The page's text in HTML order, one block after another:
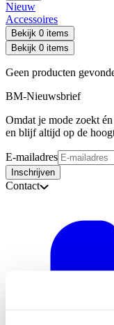
Nieuw
Accessoires
Bekijk 0 items
Bekijk 0 items
Geen producten
BM-Nieuwsbrief
Omdat je mode zoekt
en blijf altijd op de
E-mailadres
Inschrijven
Contact